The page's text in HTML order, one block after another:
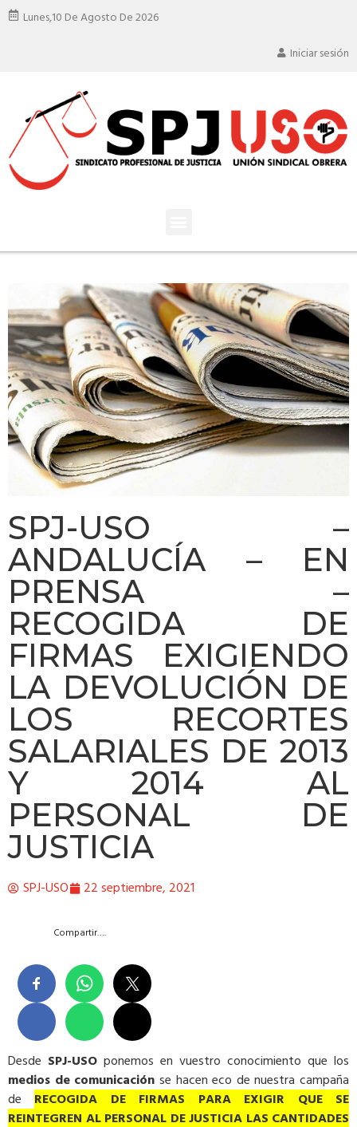
Lunes,10 De Agosto De 2026
Iniciar sesión
SPJ-USO –
ANDALUCÍA – EN
PRENSA –
RECOGIDA DE
FIRMAS EXIGIENDO
LA DEVOLUCIÓN DE
LOS RECORTES
SALARIALES DE 2013
Y 2014 AL
PERSONAL DE
JUSTICIA
SPJ-USO 22 septiembre, 2021
Compartir….
Desde SPJ-USO ponemos en vuestro conocimiento que los
medios de comunicación se hacen eco de nuestra campaña
de RECOGIDA DE FIRMAS PARA EXIGIR QUE SE
REINTEGREN AL PERSONAL DE JUSTICIA LAS CANTIDADES